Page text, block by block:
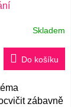
Skladem
Do košíku
zábavně